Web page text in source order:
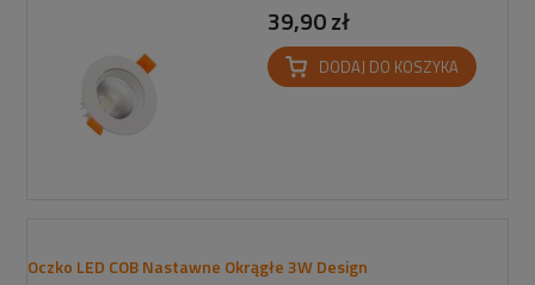
39,90 zł
DODAJ DO KOSZYKA
Oczko LED COB Nastawne Okrągłe 3W Design